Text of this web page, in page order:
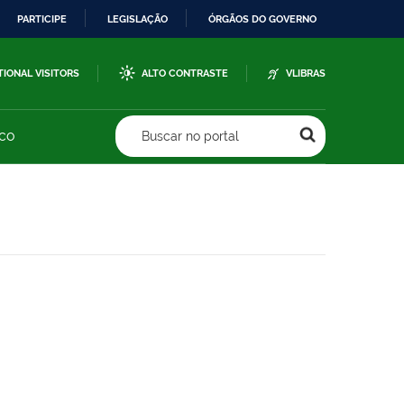
PARTICIPE LEGISLAÇÃO ÓRGÃOS DO GOVERNO
VISITORS ALTO CONTRASTE VLIBRAS
Buscar no portal